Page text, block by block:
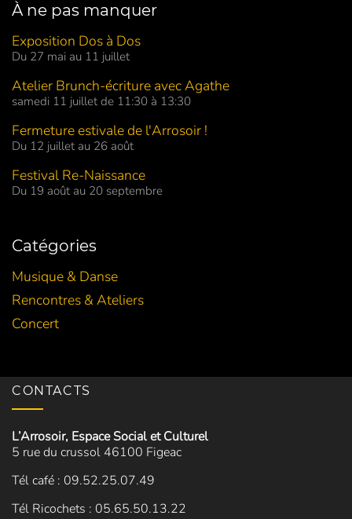
À ne pas manquer
Exposition Dos à Dos
Du 27 mai au 11 juillet
Atelier Brunch-écriture avec Agathe
samedi 11 juillet de 11:30 à 13:30
Fermeture estivale de l'Arrosoir !
Du 12 juillet au 26 août
Festival Re-Naissance
Du 19 août au 20 septembre
Catégories
Musique & Danse
Rencontres & Ateliers
Concert
CONTACTS
L’Arrosoir, Espace Social et Culturel
5 rue du crussol 46100 Figeac
Tél café : 09.52.25.07.49
Tél Ricochets : 05.65.50.13.22